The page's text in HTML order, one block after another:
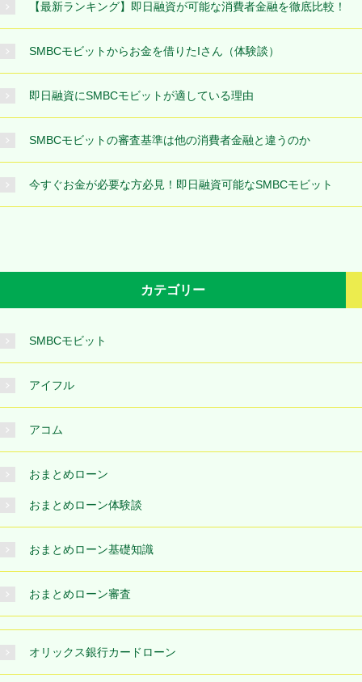
【最新ランキング】即日融資が可能な消費者金融を徹底比較！
SMBCモビットからお金を借りたIさん（体験談）
即日融資にSMBCモビットが適している理由
SMBCモビットの審査基準は他の消費者金融と違うのか
今すぐお金が必要な方必見！即日融資可能なSMBCモビット
カテゴリー
SMBCモビット
アイフル
アコム
おまとめローン
おまとめローン体験談
おまとめローン基礎知識
おまとめローン審査
オリックス銀行カードローン